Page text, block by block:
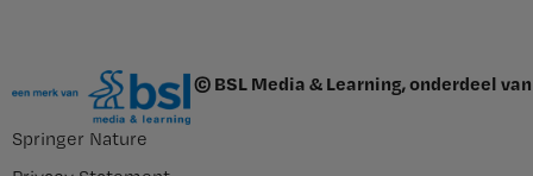
© BSL Media & Learning, onderdeel van
Springer Nature